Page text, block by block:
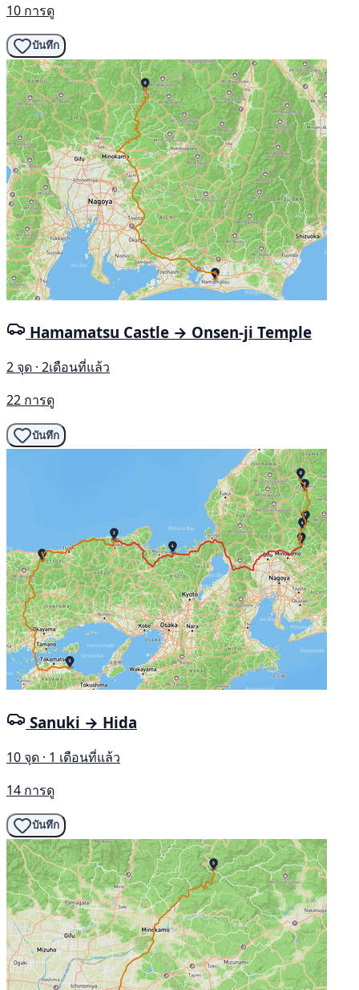
10 การดู
บันทึก
Hamamatsu Castle → Onsen-ji Temple
2 จุด · 2เดือนที่แล้ว
22 การดู
บันทึก
Sanuki → Hida
10 จุด · 1 เดือนที่แล้ว
14 การดู
บันทึก